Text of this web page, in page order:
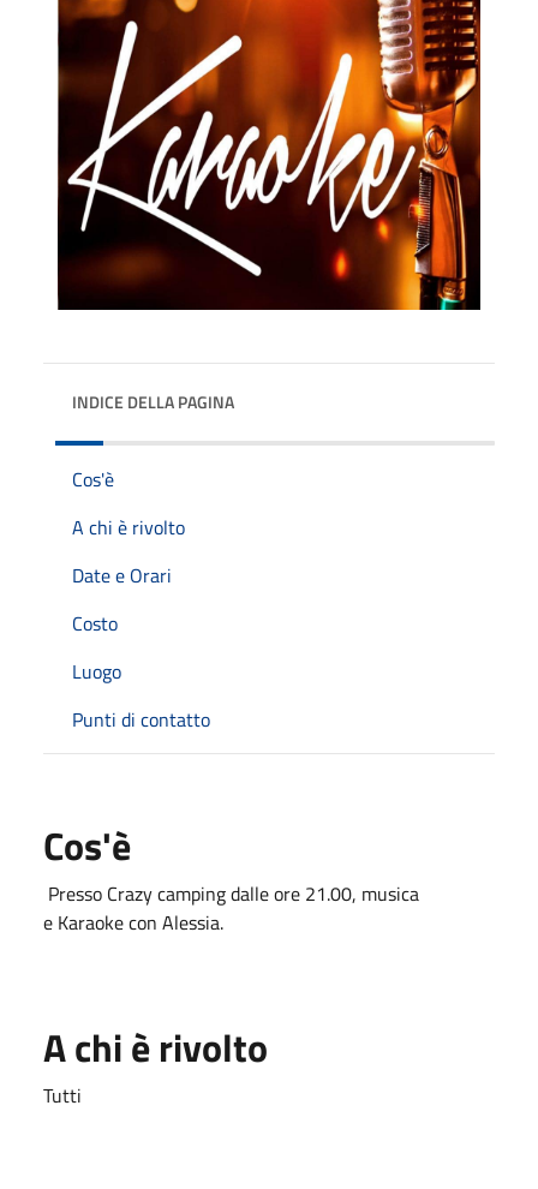
INDICE DELLA PAGINA
Cos'è
A chi è rivolto
Date e Orari
Costo
Luogo
Punti di contatto
Cos'è
Presso Crazy camping dalle ore 21.00, musica
e Karaoke con Alessia.
A chi è rivolto
Tutti